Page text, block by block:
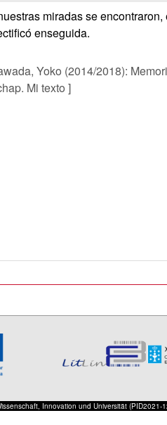
miradas se
enseguida.
Yoko (2014/2018):
Mi texto ]
Innovation und Universität (PID2021-